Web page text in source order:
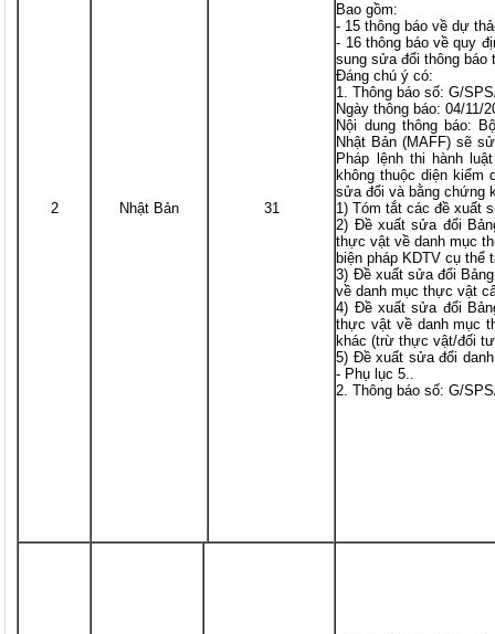
2 Nhật Bản 31
Bao gồm:
- 15 thông báo về dự
- 16 thông báo về quy
sung sửa đổi thông báo
Đáng chú ý có:
1. Thông báo số: G/
Ngày thông báo: 04/11/
Nội dung thông báo:
Nhật Bản (MAFF) sẽ
Pháp lệnh thi hành
không thuộc diện kiểm
sửa đổi và bằng chứng
1) Tóm tắt các đề xuất
2) Đề xuất sửa đổi
thực vật về danh mục
biện pháp KDTV cụ
3) Đề xuất sửa đổi
về danh mục thực vật
4) Đề xuất sửa đổi
thực vật về danh mục
khác (trừ thực vật/đối
5) Đề xuất sửa đổi
- Phụ lục 5..
2. Thông báo số: G/